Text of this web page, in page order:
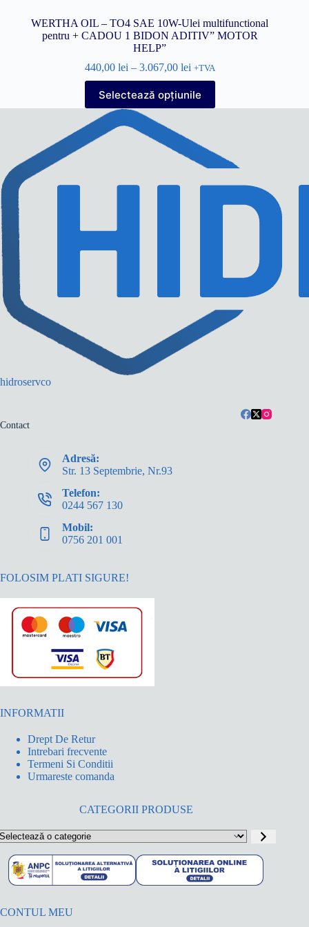
WERTHA OIL – TO4 SAE 10W-Ulei multifunctional
pentru + CADOU 1 BIDON ADITIV” MOTOR
HELP”
440,00 lei– 3.067,00 lei +TVA
Selectează opțiunile
produs
are
mai
multe
variații.
Opțiunile
hidroservco
Contact
Adresă:
Str. 13 Septembrie, Nr.93
Telefon:
0244 567 130
Mobil:
0756 201 001
FOLOSIM PLATI SIGURE!
INFORMATII
Drept De Retur
Intrebari frecvente
Termeni Si Conditii
Urmareste comanda
CATEGORII PRODUSE
CONTUL MEU